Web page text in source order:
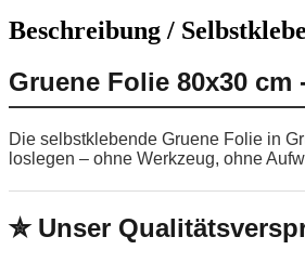
Beschreibung /
Gruene Folie 80x30
Die selbstklebende Gruene Folie in
loslegen – ohne Werkzeug, ohne
✮ Unser